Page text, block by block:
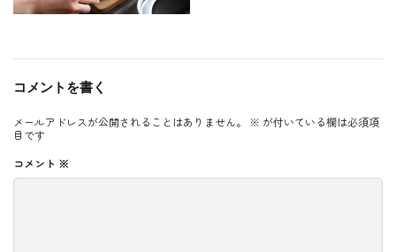
コメントを書く
メールアドレスが公開されることはありません。 ※ が付いている欄は必須項
目です
コメント ※